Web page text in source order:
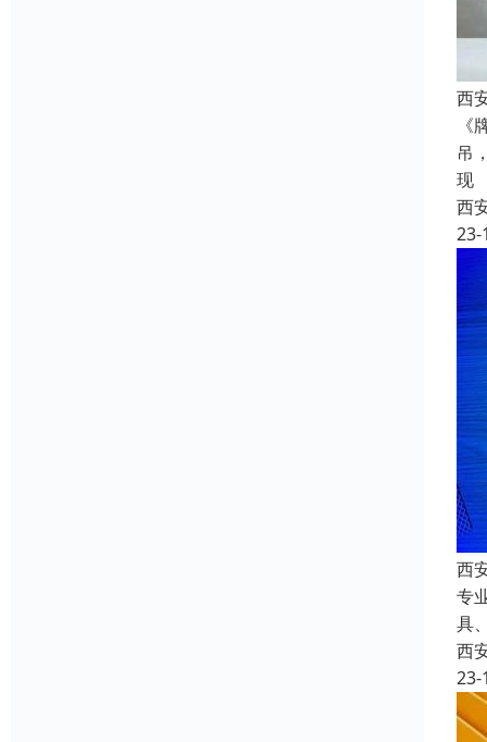
西
吊
现
西
23-
西
专
具
西
23-